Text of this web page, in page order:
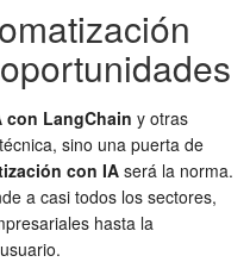
con LangChain y otras
sino una puerta de
con IAserá la norma.
a casi todos los sectores,
hasta la